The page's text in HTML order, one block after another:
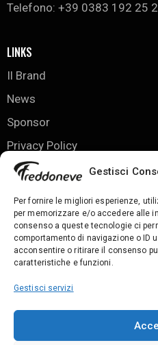
Gestisci
Per fornire le migliori esperienze,
per memorizzare e/o accedere alle
consenso a queste tecnologie ci
comportamento di navigazione o ID
acconsentire o ritirare il consenso
caratteristiche e funzioni.
Gestisci servizi
Telefono: +39 0383 192 25
LINKS
Il Brand
News
Sponsor
Privacy Policy
Cookie Policy
KIT STORE
Felpe IC Casteggio
Kit Hellas Torrazze